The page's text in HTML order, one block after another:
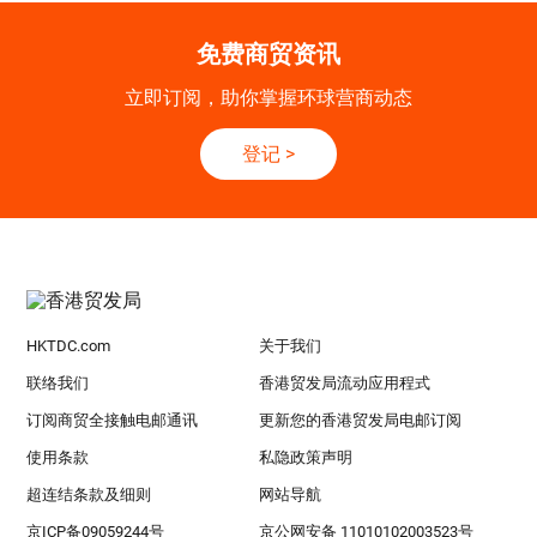
免费商贸资讯
立即订阅，助你掌握环球营商动态
登记 >
HKTDC.com 关于我们
联络我们 香港贸发局流动应用程式
订阅商贸全接触电邮通讯 更新您的香港贸发局电邮订阅
使用条款 私隐政策声明
超连结条款及细则 网站导航
京ICP备09059244号 京公网安备 11010102003523号